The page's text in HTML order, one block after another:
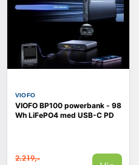
VIOFO
VIOFO BP100 powerbank - 98
Wh LiFePO4 med USB-C PD
2.219,-